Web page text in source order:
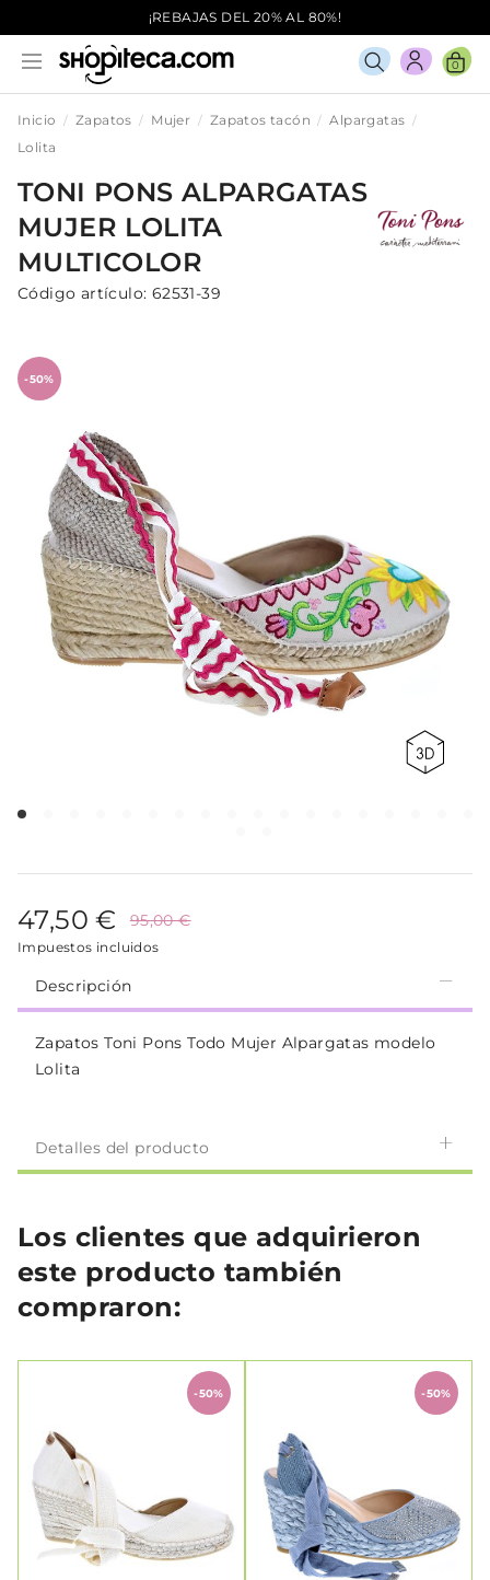
¡REBAJAS DEL 20% AL 80%!
0
Inicio Zapatos Mujer Zapatos tacón
Alpargatas
Lolita
TONI PONS ALPARGATAS
MUJER LOLITA
MULTICOLOR
Código artículo: 62531-39
-50%
47,50 € 95,00 €
Impuestos incluidos
Descripción
Zapatos Toni Pons Todo Mujer Alpargatas modelo
Lolita
Detalles del producto
Los clientes que adquirieron
este producto también
compraron:
-50% -50%